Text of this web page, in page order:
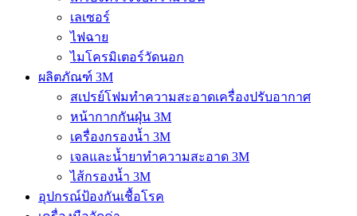
เลเซอร์
ไฟฉาย
ไมโครมิเตอร์วัดนอก
ผลิตภัณฑ์ 3M
สเปรย์โฟมทำความสะอาดเครื่องปรับอากาศ
หน้ากากกันฝุ่น 3M
เครื่องกรองน้ำ 3M
เจลและน้ำยาทำความสะอาด 3M
ไส้กรองน้ำ 3M
อุปกรณ์ป้องกันเชื้อโรค